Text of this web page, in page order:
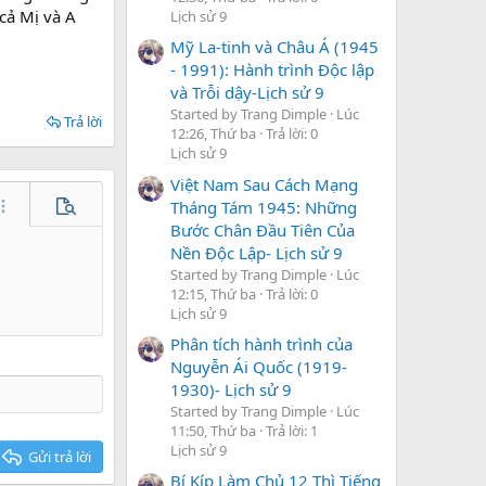
Mị và A
Trả lời
tùy chọn…
Xem trước
Gửi trả lời
Lịch sử 9
Mỹ La-tinh và Châu Á (1945
- 1991): Hành trình Độc lập
và Trỗi dậy-Lịch sử 9
Started by Trang Dimple Lúc
12:26, Thứ ba Trả lời: 0
Lịch sử 9
Việt Nam Sau Cách Mạng
Tháng Tám 1945: Những
Bước Chân Đầu Tiên Của
Nền Độc Lập- Lịch sử 9
Started by Trang Dimple Lúc
12:15, Thứ ba Trả lời: 0
Lịch sử 9
Phân tích hành trình của
Nguyễn Ái Quốc (1919-
1930)- Lịch sử 9
Started by Trang Dimple Lúc
11:50, Thứ ba Trả lời: 1
Lịch sử 9
Bí Kíp Làm Chủ 12 Thì Tiếng